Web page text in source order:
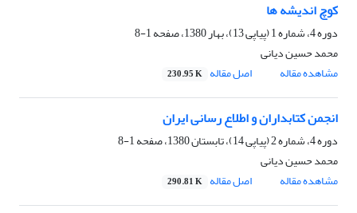
کوچ اندیشه ها
دوره 4، شماره 1 (پیاپی 13)، بهار 1380، صفحه
1-8
محمد حسین دیانی
مشاهده مقاله
اصل مقاله 230.95 K
انجمن کتابداران و اطلاع رسانی ایران
دوره 4، شماره 2 (پیاپی 14)، تابستان 1380، صفحه
1-8
محمد حسین دیانی
مشاهده مقاله
اصل مقاله 290.81 K